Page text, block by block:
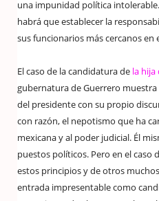
una impunidad política
habrá que establecer la
sus funcionarios más cercanos
El caso de la candidatura de la hija
gubernatura de Guerrero
del presidente con su propio
con razón, el nepotismo que ha
mexicana y al poder judicial. Él
puestos políticos. Pero en el caso
estos principios y de otros
entrada impresentable como